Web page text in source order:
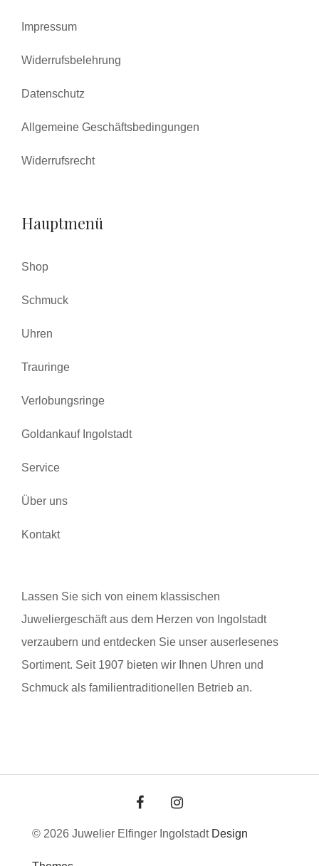
Impressum
Widerrufsbelehrung
Datenschutz
Allgemeine Geschäftsbedingungen
Widerrufsrecht
Hauptmenü
Shop
Schmuck
Uhren
Trauringe
Verlobungsringe
Goldankauf Ingolstadt
Service
Über uns
Kontakt
Lassen Sie sich von einem klassischen
Juweliergeschäft aus dem Herzen von Ingolstadt
verzaubern und entdecken Sie unser auserlesenes
Sortiment. Seit 1907 bieten wir Ihnen Uhren und
Schmuck als familientraditionellen Betrieb an.
© 2026 Juwelier Elfinger Ingolstadt Design